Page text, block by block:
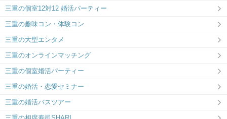
三重の個室12対12 婚活パーティー
三重の趣味コン・体験コン
三重の大型エンタメ
三重のオンラインマッチング
三重の個室婚活パーティー
三重の婚活・恋愛セミナー
三重の婚活バスツアー